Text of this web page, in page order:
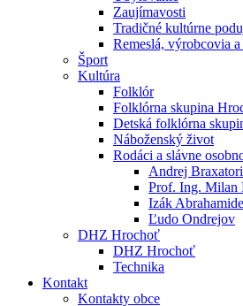
Zaujímavosti
Tradičné kultúrne
Remeslá, výrobcovia
Šport
Kultúra
Folklór
Folklórna skupina
Detská folklórna
Náboženský život
Rodáci a slávne
Andrej
Prof. Ing. Milan
Izák
Ľudo Ondrejov
DHZ Hrochoť
DHZ Hrochoť
Technika
Kontakt
Kontakty obce